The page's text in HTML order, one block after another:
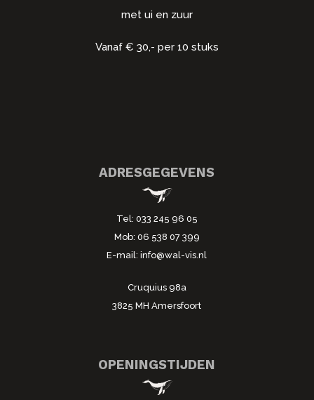
met ui en zuur
Vanaf € 30,- per 10 stuks
ADRESGEGEVENS
Tel: 033 245 96 05
Mob: 06 538 07 399
E-mail:info@wal-vis.nl
Cruquius 98a
3825 MH Amersfoort
OPENINGSTIJDEN